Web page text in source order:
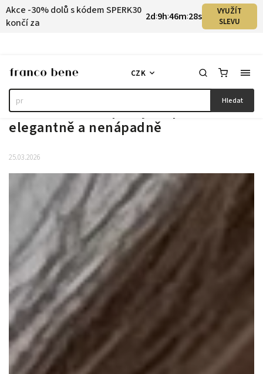
Akce -30% dolů s kódem SPERK30
končí za
2d:9h:46m:26s
VYUŽÍT
SLEVU
Hledat
CZK
Minimalistické šperky do práce:
elegantně a nenápadně
25.03.2026